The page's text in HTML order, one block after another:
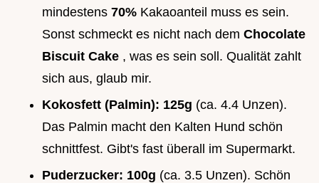
mindestens 70% Kakaoanteil muss es sein.
Sonst schmeckt es nicht nach dem Chocolate
Biscuit Cake , was es sein soll. Qualität zahlt
sich aus, glaub mir.
Kokosfett (Palmin): 125g (ca. 4.4 Unzen).
Das Palmin macht den Kalten Hund schön
schnittfest. Gibt's fast überall im Supermarkt.
Puderzucker: 100g (ca. 3.5 Unzen). Schön